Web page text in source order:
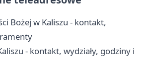
Bożej w Kaliszu - kontakt,
- kontakt, wydziały, godziny i